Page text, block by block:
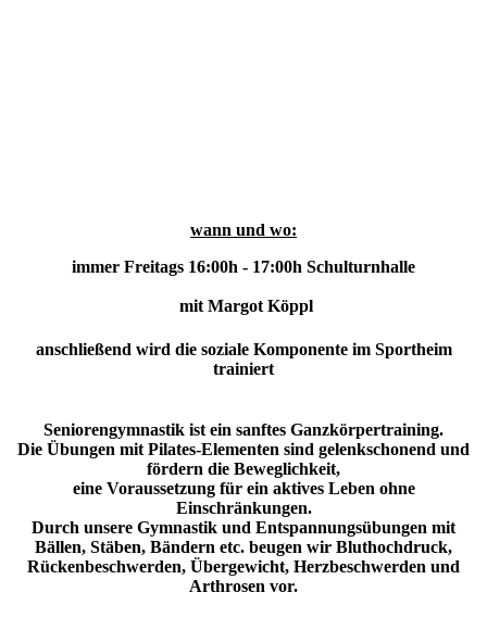
wann und wo:
immer Freitags 16:00h - 17:00h Schulturnhalle
mit Margot Köppl
anschließend wird die soziale Komponente im Sportheim
trainiert
Seniorengymnastik ist ein sanftes Ganzkörpertraining.
Die Übungen mit Pilates-Elementen sind gelenkschonend und
fördern die Beweglichkeit,
eine Voraussetzung für ein aktives Leben ohne
Einschränkungen.
Durch unsere Gymnastik und Entspannungsübungen mit
Bällen, Stäben, Bändern etc. beugen wir Bluthochdruck,
Rückenbeschwerden, Übergewicht, Herzbeschwerden und
Arthrosen vor.